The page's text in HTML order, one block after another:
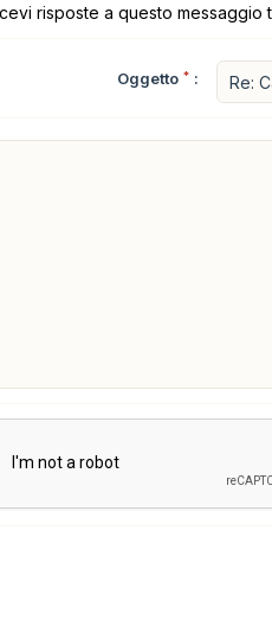
risposte a questo messaggio
Oggetto * :